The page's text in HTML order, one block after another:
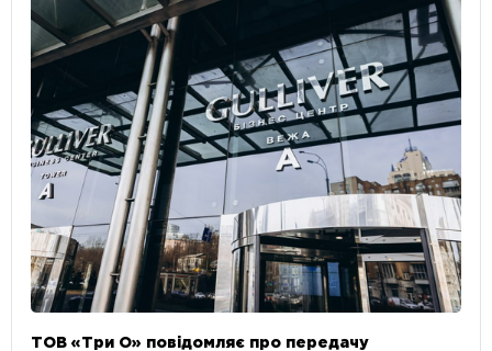
ТОВ «Три О» повідомляє про передачу